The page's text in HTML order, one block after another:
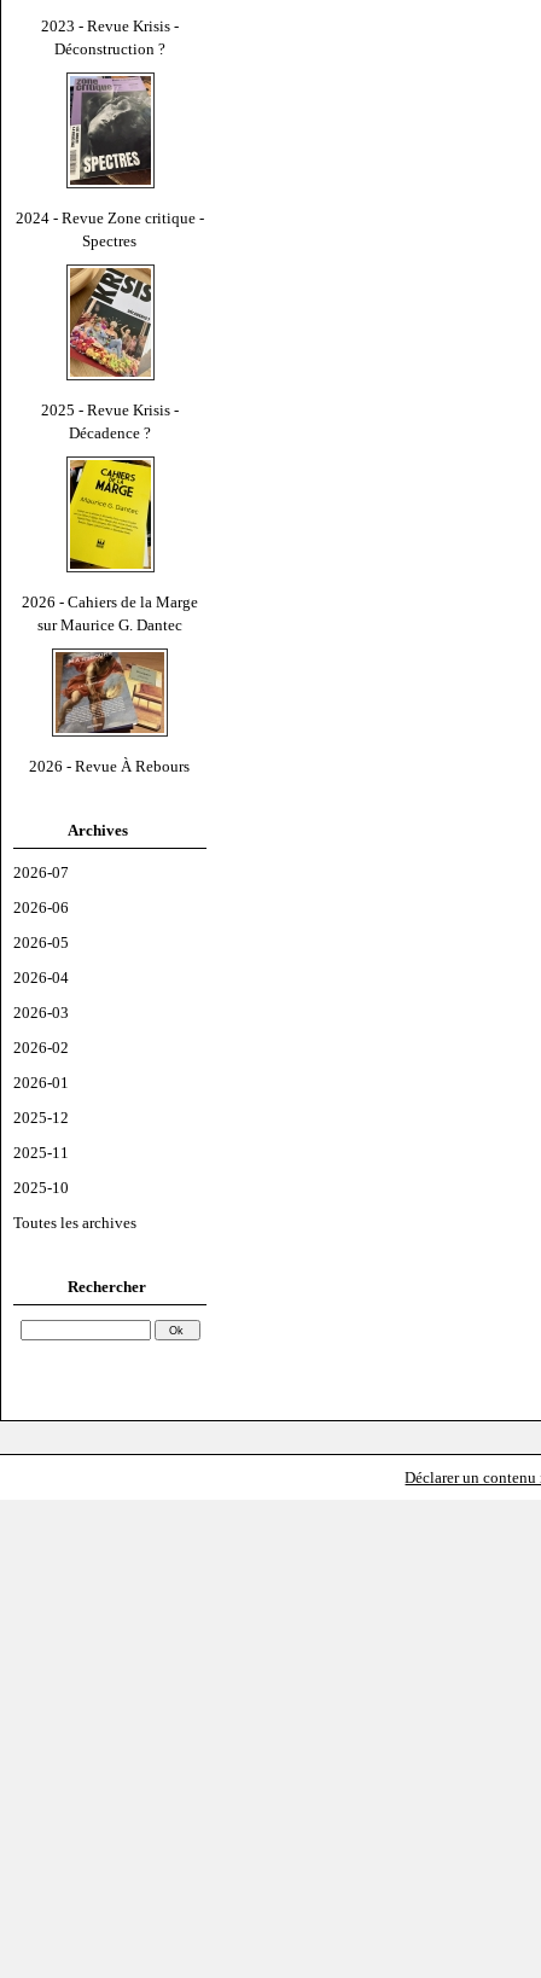
2023 - Revue Krisis -
Déconstruction ?
2024 - Revue Zone critique -
Spectres
2025 - Revue Krisis -
Décadence ?
2026 - Cahiers de la Marge
sur Maurice G. Dantec
2026 - Revue À Rebours
Archives
2026-07
2026-06
2026-05
2026-04
2026-03
2026-02
2026-01
2025-12
2025-11
2025-10
Toutes les archives
Rechercher
Déclarer un